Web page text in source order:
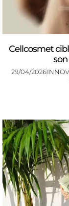
Cellcosmet
29/04/2026